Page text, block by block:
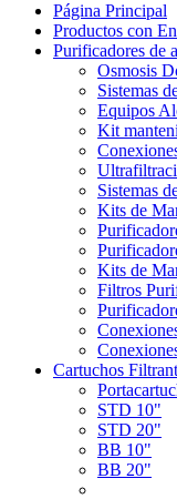
Página Principal
Productos con
Purificadores de
Osmosis
Sistemas
Equipos
Kit
Sistemas
Kits de
Kits de
Filtros
Cartuchos
STD 10"
STD 20"
BB 10"
BB 20"